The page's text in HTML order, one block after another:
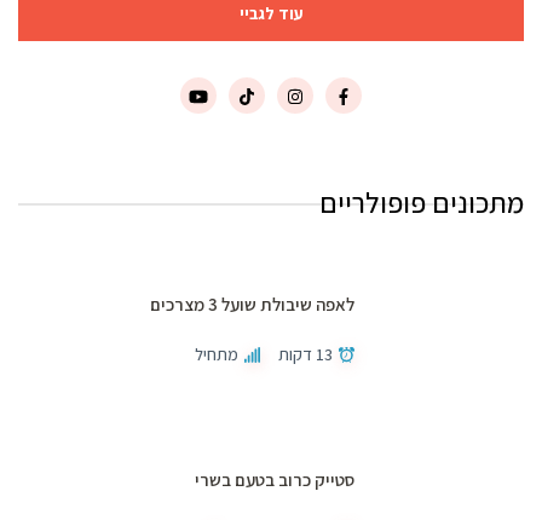
עוד לגביי
מתכונים פופולריים
לאפה שיבולת שועל 3 מצרכים
13 דקות מתחיל
סטייק כרוב בטעם בשרי